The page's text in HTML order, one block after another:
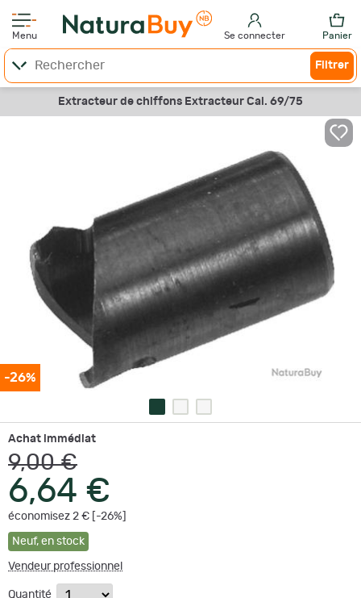
Menu Se connecter Panier
Filtrer
Extracteur de chiffons Extracteur Cal. 69/75
-26%
Achat immédiat
9,00 €
6,64 €
économisez 2 € [-26%]
Neuf, en stock
Vendeur professionnel
Quantité